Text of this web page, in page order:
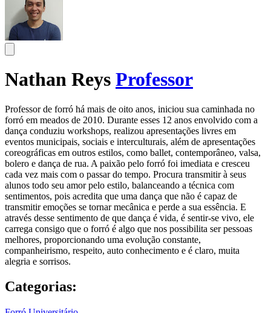
Nathan Reys Professor
Professor de forró há mais de oito anos, iniciou sua caminhada no
forró em meados de 2010. Durante esses 12 anos envolvido com a
dança conduziu workshops, realizou apresentações livres em
eventos municipais, sociais e interculturais, além de apresentações
coreográficas em outros estilos, como ballet, contemporâneo, valsa,
bolero e dança de rua. A paixão pelo forró foi imediata e cresceu
cada vez mais com o passar do tempo. Procura transmitir à seus
alunos todo seu amor pelo estilo, balanceando a técnica com
sentimentos, pois acredita que uma dança que não é capaz de
transmitir emoções se tornar mecânica e perde a sua essência. E
através desse sentimento de que dança é vida, é sentir-se vivo, ele
carrega consigo que o forró é algo que nos possibilita ser pessoas
melhores, proporcionando uma evolução constante,
companheirismo, respeito, auto conhecimento e é claro, muita
alegria e sorrisos.
Categorias: